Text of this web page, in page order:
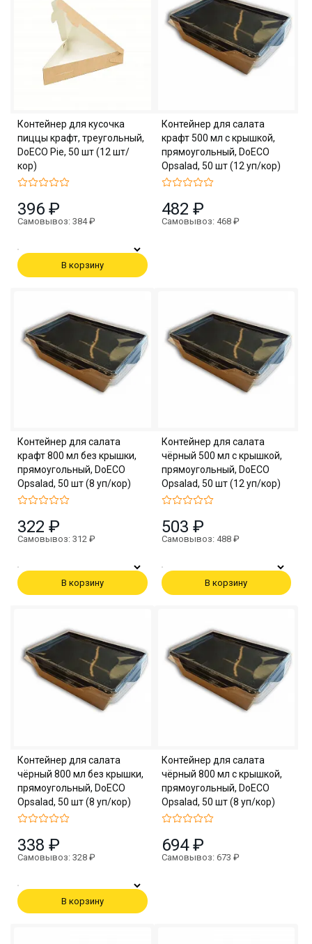
Контейнер для кусочка
пиццы крафт, треугольный,
DoECO Pie, 50 шт (12 шт/
кор)
396 ₽
Самовывоз: 384 ₽
В корзину
Контейнер для салата
крафт 500 мл с крышкой,
прямоугольный, DoECO
Opsalad, 50 шт (12 уп/кор)
482 ₽
Самовывоз: 468 ₽
Контейнер для салата
крафт 800 мл без крышки,
прямоугольный, DoECO
Opsalad, 50 шт (8 уп/кор)
322 ₽
Самовывоз: 312 ₽
В корзину
Контейнер для салата
чёрный 500 мл с крышкой,
прямоугольный, DoECO
Opsalad, 50 шт (12 уп/кор)
503 ₽
Самовывоз: 488 ₽
В корзину
Контейнер для салата
чёрный 800 мл без крышки,
прямоугольный, DoECO
Opsalad, 50 шт (8 уп/кор)
338 ₽
Самовывоз: 328 ₽
В корзину
Контейнер для салата
чёрный 800 мл с крышкой,
прямоугольный, DoECO
Opsalad, 50 шт (8 уп/кор)
694 ₽
Самовывоз: 673 ₽